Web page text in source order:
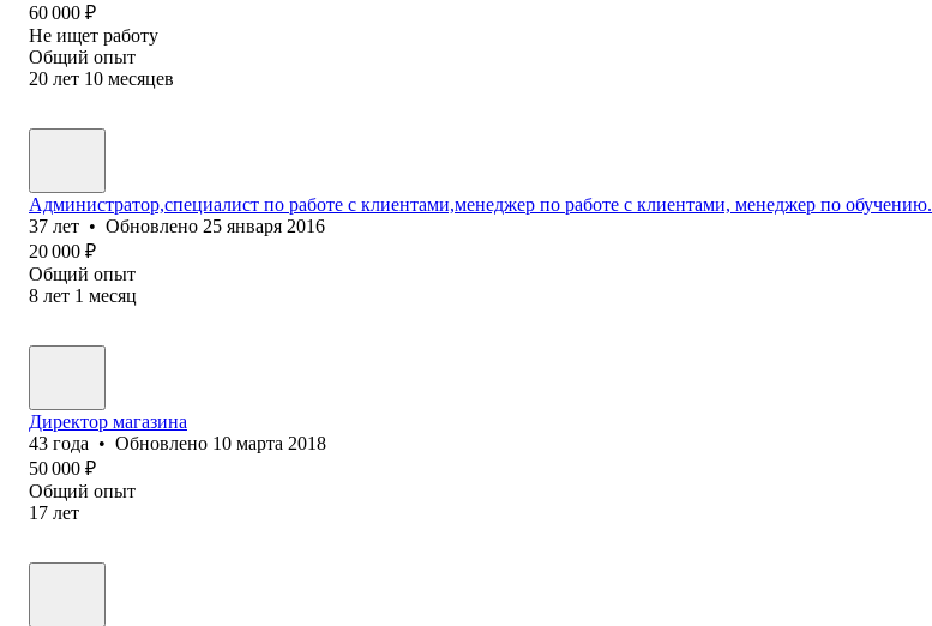
60 000 ₽
Не ищет работу
Общий опыт
20 лет 10 месяцев
Администратор,специалист по работе с клиентами,менеджер по работе с клиентами, менеджер по обучению.
37 лет • Обновлено 25 января 2016
20 000 ₽
Общий опыт
8 лет 1 месяц
Директор магазина
43 года • Обновлено 10 марта 2018
50 000 ₽
Общий опыт
17 лет